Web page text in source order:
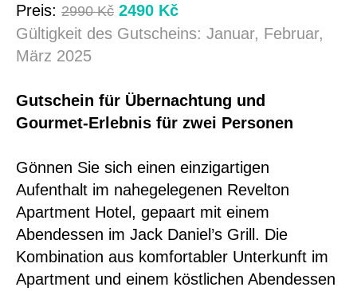
Preis: 2990 Kč 2490 Kč
Gültigkeit des Gutscheins: Januar, Februar,
März 2025
Gutschein für Übernachtung und
Gourmet-Erlebnis für zwei Personen
Gönnen Sie sich einen einzigartigen
Aufenthalt im nahegelegenen Revelton
Apartment Hotel, gepaart mit einem
Abendessen im Jack Daniel’s Grill. Die
Kombination aus komfortabler Unterkunft im
Apartment und einem köstlichen Abendessen